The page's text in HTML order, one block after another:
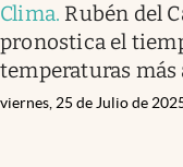
Clima. Rubén del
pronostica el
temperaturas más
viernes, 25 de Julio de